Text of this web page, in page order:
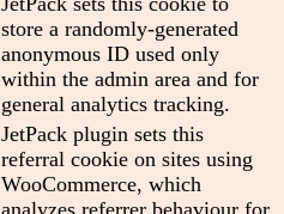
store a randomly-generated
anonymous ID used only
within the admin area and for
general analytics tracking.
JetPack plugin sets this
referral cookie on sites using
WooCommerce, which